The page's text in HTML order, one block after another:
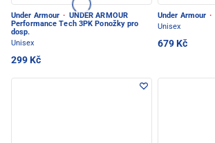
Under Armour · UNDER ARMOUR
Performance Tech 3PK Ponožky pro
dosp.
Unisex
299 Kč
Under Armour ·
Unisex
679 Kč